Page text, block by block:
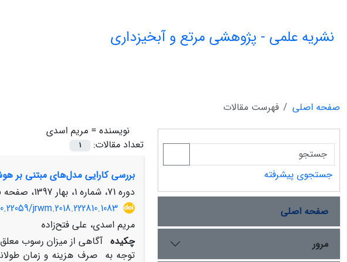
نشریه علمی - پژوهشی مرتع و آبخیزداری
صفحه اصلی
فهرست مقالات
نویسنده = مریم اسدی
تعداد مقالات:
1
بررسی کارایی مدل‌های مبتنی بر
دوره 71، شماره 1، بهار 1397، صفحه
jrwm.2018.222810.1083
مریم اسدی، علی فتح‌زاده
چکیده آگاهی از میزان رسوب
توجه به صرف هزینه و زمان
جستجوی پیشرفته
صفحه اصلی
مرور